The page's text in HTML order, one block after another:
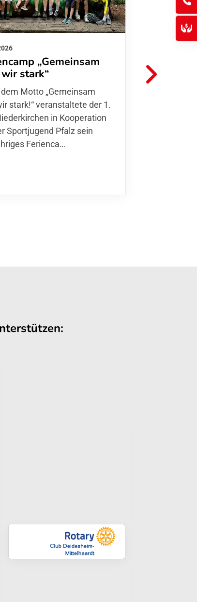
„Gemeinsam
stark“
Motto „Gemeinsam sind
veranstaltete der 1. FFC
in Kooperation mit
Pfalz sein
Ferienca…